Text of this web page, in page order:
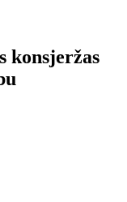
konsjeržas